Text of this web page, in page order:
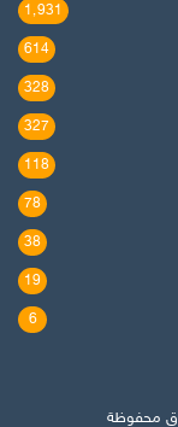
1٬931
614
328
327
118
78
38
19
6